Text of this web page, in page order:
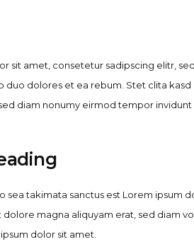
sit amet, consetetur sadipscing elitr,
duo dolores et ea rebum. Stet clita
diam nonumy eirmod tempor
sea takimata sanctus est Lorem ipsum
magna aliquyam erat, sed diam
dolor sit amet.